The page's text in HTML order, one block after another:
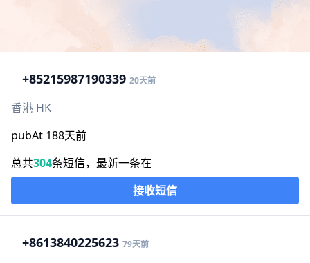
+85215987190339 20天前
香港 HK
pubAt 188天前
总共304条短信，最新一条在
接收短信
+8613840225623 79天前